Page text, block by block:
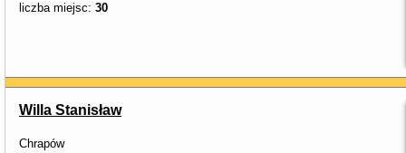
liczba miejsc: 30
Willa Stanisław
Chrapów